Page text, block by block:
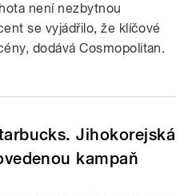
není nezbytnou
se vyjádřilo, že klíčové
dodává Cosmopolitan.
Jihokorejská
kampaň